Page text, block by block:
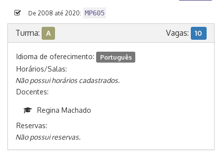
De 2008 até 2020: MP605
Turma: A Vagas: 10
Idioma de oferecimento: Português
Horários/Salas:
Não possui horários cadastrados.
Docentes:
Regina Machado
Reservas:
Não possui reservas.